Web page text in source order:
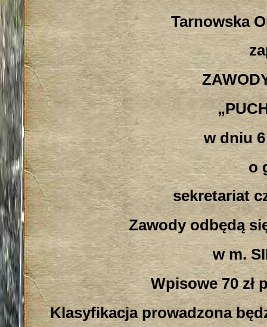
Tarnowska
w dniu
o
sekretariat
Zawody odbędą
w m.
Wpisowe 70 zł
Klasyfikacja prowadzona